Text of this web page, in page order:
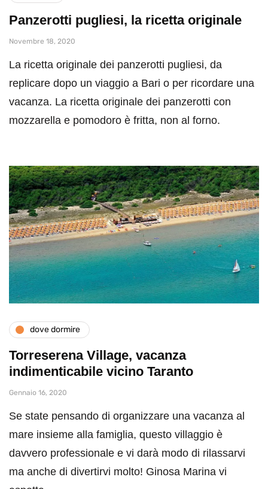
Panzerotti pugliesi, la ricetta originale
Novembre 18, 2020
La ricetta originale dei panzerotti pugliesi, da
replicare dopo un viaggio a Bari o per ricordare una
vacanza. La ricetta originale dei panzerotti con
mozzarella e pomodoro è fritta, non al forno.
dove dormire
Torreserena Village, vacanza
indimenticabile vicino Taranto
Gennaio 16, 2020
Se state pensando di organizzare una vacanza al
mare insieme alla famiglia, questo villaggio è
davvero professionale e vi darà modo di rilassarvi
ma anche di divertirvi molto! Ginosa Marina vi